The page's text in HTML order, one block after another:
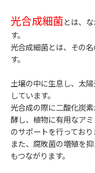
光合成細菌とは、
す。
光合成細菌とは、その名
す。
土壌の中に生息し、太
しています。
光合成の際に二酸化炭
酵し、植物に有用なア
のサポートを行っており
また、腐敗菌の増殖を
もつながります。